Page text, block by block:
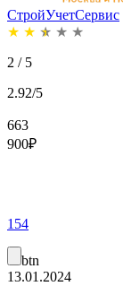
СтройУчетСервис
★ ★ ★ ★ ★
2 / 5
2.92/5
663
900₽
154
btn
13.01.2024